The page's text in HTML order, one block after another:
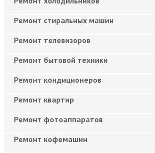
Ремонт стиральных машин
Ремонт телевизоров
Ремонт бытовой техники
Ремонт кондиционеров
Ремонт квартир
Ремонт фотоаппаратов
Ремонт кофемашин